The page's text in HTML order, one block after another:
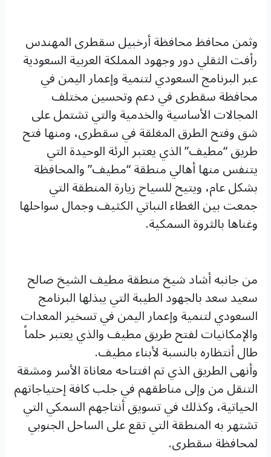
وثمن محافظ محافظة أرخبيل سقطرى المهندس
رأفت الثقلي دور وجهود المملكة العربية السعودية
عبر البرنامج السعودي لتنمية وإعمار اليمن في
محافظة سقطرى في دعم وتحسين مختلف
المجالات الأساسية والخدمية والتي تشتمل على
شق وفتح الطرق المغلقة في سقطرى، ومنها فتح
طريق “مطيف” الذي يعتبر الرئة الوحيدة التي
يتنفس منها أهالي منطقة “مطيف” والمحافظة
بشكل عام، ويتيح للسياح زيارة المنطقة التي
جمعت بين الغطاء النباتي الكثيف وجمال سواحلها
وغناها بالثروة السمكية.
من جانبه أشاد شيخ منطقة مطيف الشيخ صالح
سعيد سعد بالجهود الطيبة التي يبذلها البرنامج
السعودي لتنمية وإعمار اليمن في تسخير المعدات
والإمكانيات لفتح طريق مطيف والذي يعتبر حلماً
طال أنتظاره بالنسبة لأبناء مطيف.
وأنهى الطريق الذي تم افتتاحه معاناة الأسر ومشقة
التنقل من وإلى مناطقهم في جلب كافة إحتياجاتهم
الحياتية، وكذلك في تسويق أنتاجهم السمكي التي
تشتهر به المنطقة التي تقع على الساحل الجنوبي
لمحافظة سقطرى.